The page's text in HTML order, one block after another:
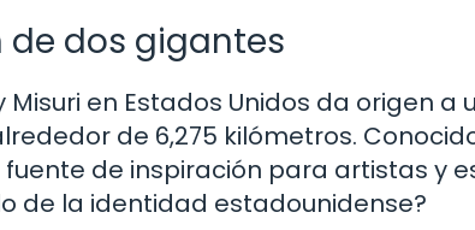
de dos gigantes
Misuri en Estados Unidos da origen a
de 6,275 kilómetros.
de inspiración para artistas y
de la identidad estadounidense?